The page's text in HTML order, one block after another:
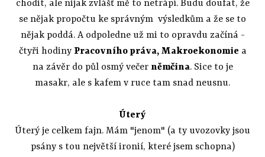
chodit, ale nijak zvlášť mě to netrápí. Budu doufat, že
se nějak propočtu ke správným výsledkům a že se to
nějak poddá. A odpoledne už mi to opravdu začíná -
čtyři hodiny Pracovního práva, Makroekonomie a
na závěr do půl osmý večer němčina. Sice to je
masakr, ale s kafem v ruce tam snad neusnu.
Úterý
Úterý je celkem fajn. Mám "jenom" (a ty uvozovky jsou
psány s tou největší ironií, které jsem schopna)